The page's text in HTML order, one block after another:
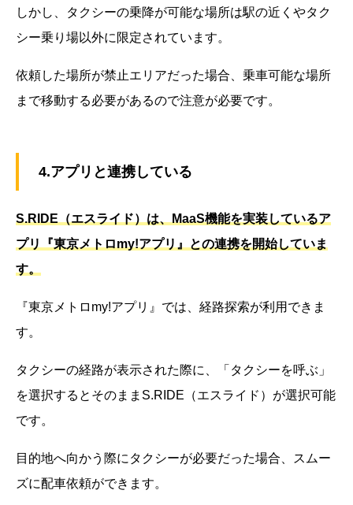
しかし、タクシーの乗降が可能な場所は駅の近くやタク
シー乗り場以外に限定されています。
依頼した場所が禁止エリアだった場合、乗車可能な場所
まで移動する必要があるので注意が必要です。
4.アプリと連携している
S.RIDE（エスライド）は、MaaS機能を実装しているア
プリ『東京メトロmy!アプリ』との連携を開始していま
す。
『東京メトロmy!アプリ』では、経路探索が利用できま
す。
タクシーの経路が表示された際に、「タクシーを呼ぶ」
を選択するとそのままS.RIDE（エスライド）が選択可能
です。
目的地へ向かう際にタクシーが必要だった場合、スムー
ズに配車依頼ができます。